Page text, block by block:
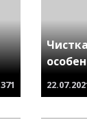
371